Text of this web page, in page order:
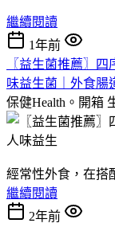
繼續閱讀
1年前
〖益生菌推薦〗
味益生菌｜外食腸
保健Health。開箱
經常性外食，在搭
繼續閱讀
2年前